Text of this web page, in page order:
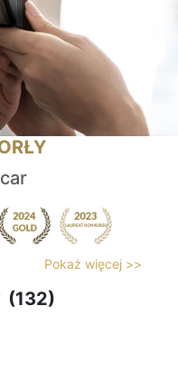
Pokaż więcej >>
(132)